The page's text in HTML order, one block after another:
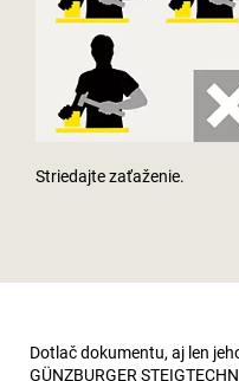
Striedajte zaťaženie.
Dotlač dokumentu, aj len
GÜNZBURGER